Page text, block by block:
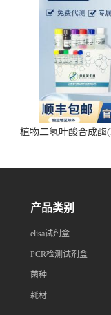
植物二氢叶酸合成酶
产品类别
elisa试剂盒
PCR检测试剂盒
菌种
耗材